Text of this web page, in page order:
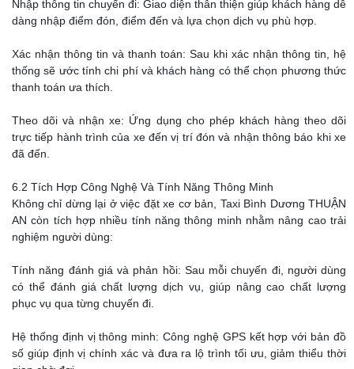
Nhập thông tin chuyến đi: Giao diện thân thiện giúp khách hàng dễ
dàng nhập điểm đón, điểm đến và lựa chọn dịch vụ phù hợp.
Xác nhận thông tin và thanh toán: Sau khi xác nhận thông tin, hệ
thống sẽ ước tính chi phí và khách hàng có thể chọn phương thức
thanh toán ưa thích.
Theo dõi và nhận xe: Ứng dụng cho phép khách hàng theo dõi
trực tiếp hành trình của xe đến vị trí đón và nhận thông báo khi xe
đã đến.
6.2 Tích Hợp Công Nghệ Và Tính Năng Thông Minh
Không chỉ dừng lại ở việc đặt xe cơ bản, Taxi Bình Dương THUẬN
AN còn tích hợp nhiều tính năng thông minh nhằm nâng cao trải
nghiệm người dùng:
Tính năng đánh giá và phản hồi: Sau mỗi chuyến đi, người dùng
có thể đánh giá chất lượng dịch vụ, giúp nâng cao chất lượng
phục vụ qua từng chuyến đi.
Hệ thống định vị thông minh: Công nghệ GPS kết hợp với bản đồ
số giúp định vị chính xác và đưa ra lộ trình tối ưu, giảm thiểu thời